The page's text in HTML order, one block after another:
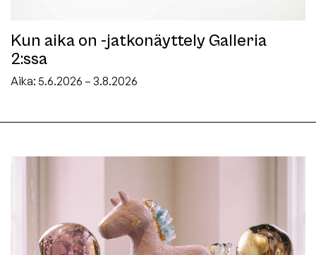
Kun aika on -jatkonäyttely Galleria
2:ssa
Aika: 5.6.2026 – 3.8.2026